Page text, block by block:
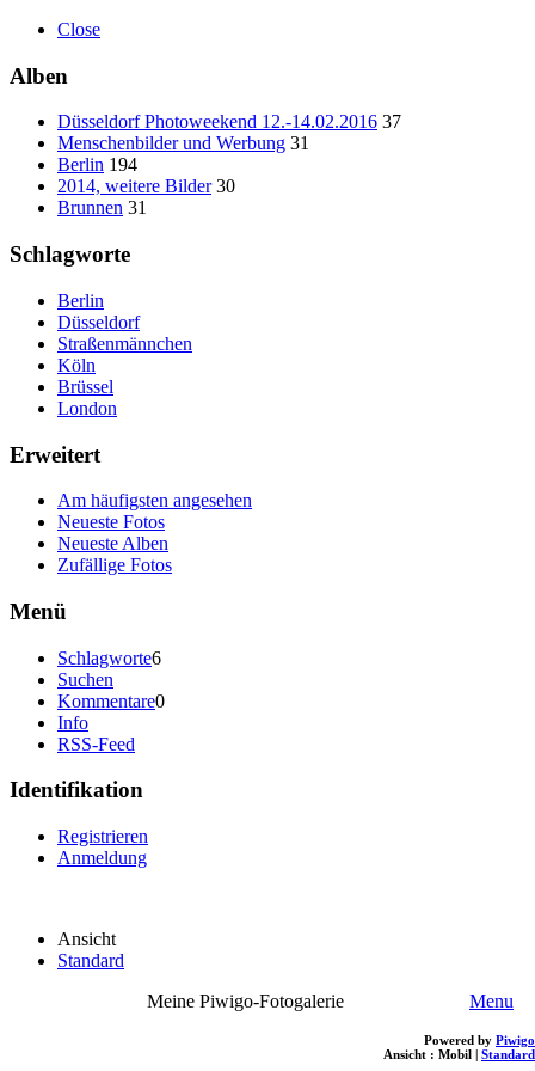
Close
Alben
Düsseldorf Photoweekend 12.-14.02.2016 37
Menschenbilder und Werbung 31
Berlin 194
2014, weitere Bilder 30
Brunnen 31
Schlagworte
Berlin
Düsseldorf
Straßenmännchen
Köln
Brüssel
London
Erweitert
Am häufigsten angesehen
Neueste Fotos
Neueste Alben
Zufällige Fotos
Menü
Schlagworte6
Suchen
Kommentare0
Info
RSS-Feed
Identifikation
Registrieren
Anmeldung
Ansicht
Standard
Meine Piwigo-Fotogalerie
Menu
Powered by Piwigo
Ansicht : Mobil | Standard